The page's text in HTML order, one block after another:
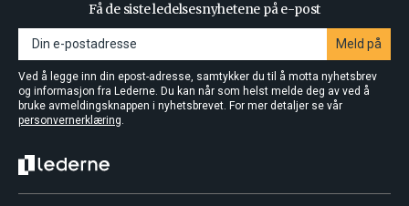
Få de siste ledelsesnyhetene på e-post
Meld på
Ved å legge inn din epost-adresse, samtykker du til å motta nyhetsbrev
og informasjon fra Lederne. Du kan når som helst melde deg av ved å
bruke avmeldingsknappen i nyhetsbrevet. For mer detaljer se vår
personvernerklæring.